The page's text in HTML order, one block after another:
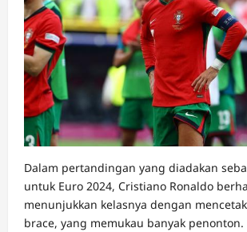
Dalam pertandingan yang diadakan
untuk Euro 2024, Cristiano Ronaldo
menunjukkan kelasnya dengan
brace, yang memukau banyak